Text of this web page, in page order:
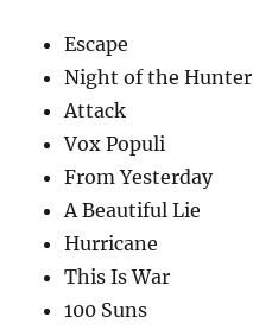
Escape
Night of the Hunter
Attack
Vox Populi
From Yesterday
A Beautiful Lie
Hurricane
This Is War
100 Suns